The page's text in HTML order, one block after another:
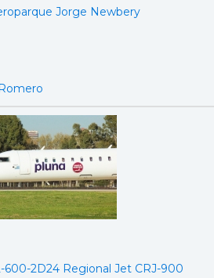
Jorge Newbery
600-2D24 Regional Jet CRJ-900